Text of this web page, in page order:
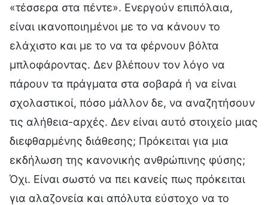
«τέσσερα στα πέντε». Ενεργούν επιπόλαια,
είναι ικανοποιημένοι με το να κάνουν το
ελάχιστο και με το να τα φέρνουν βόλτα
μπλοφάροντας. Δεν βλέπουν τον λόγο να
πάρουν τα πράγματα στα σοβαρά ή να είναι
σχολαστικοί, πόσο μάλλον δε, να αναζητήσουν
τις αλήθεια-αρχές. Δεν είναι αυτό στοιχείο μιας
διεφθαρμένης διάθεσης; Πρόκειται για μια
εκδήλωση της κανονικής ανθρώπινης φύσης;
Όχι. Είναι σωστό να πει κανείς πως πρόκειται
για αλαζονεία και απόλυτα εύστοχο να το